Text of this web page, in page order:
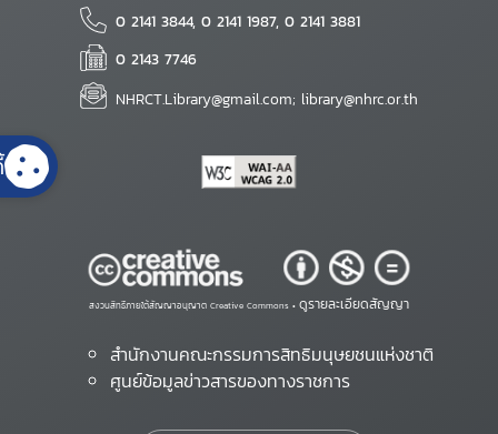
0 2141 3844, 0 2141 1987, 0 2141 3881
0 2143 7746
NHRCT.Library@gmail.com; library@nhrc.or.th
สงวนสิทธิ์ภายใต้สัญญาอนุญาต Creative Commons • ดูรายละเอียดสัญญา
สำนักงานคณะกรรมการสิทธิมนุษยชนแห่งชาติ
ศูนย์ข้อมูลข่าวสารของทางราชการ